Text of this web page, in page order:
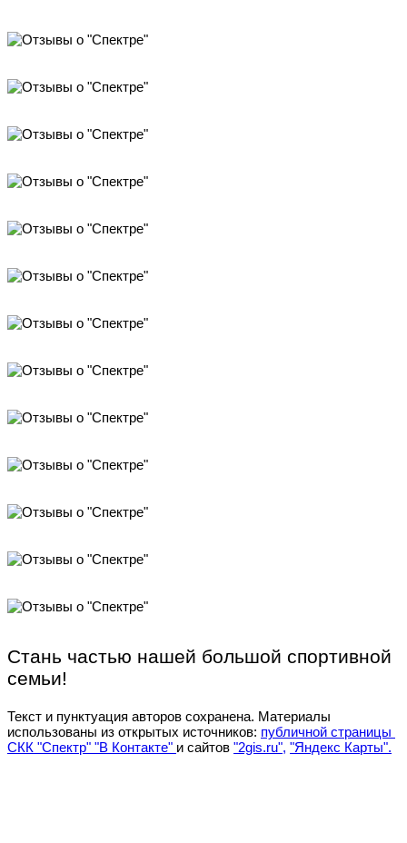
Стань частью нашей большой спортивной
семьи!
Текст и пунктуация авторов сохранена. Материалы
использованы из открытых источников: публичной страницы
СКК "Спектр" "В Контакте" и сайтов "2gis.ru", "Яндекс Карты".